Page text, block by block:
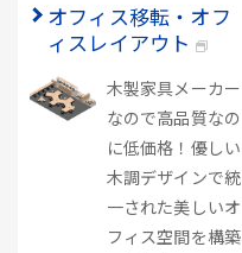
オフィス移転・オフ
ィスレイアウト
木製家具メーカー
なので高品質なの
に低価格！優しい
木調デザインで統
一された美しいオ
フィス空間を構築